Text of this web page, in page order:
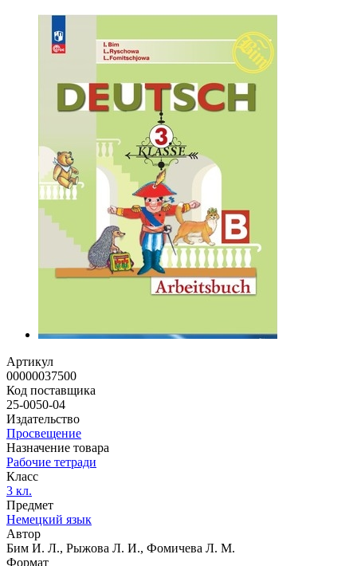
Артикул
00000037500
Код поставщика
25-0050-04
Издательство
Просвещение
Назначение товара
Рабочие тетради
Класс
3 кл.
Предмет
Немецкий язык
Автор
Бим И. Л., Рыжова Л. И., Фомичева Л. М.
Формат